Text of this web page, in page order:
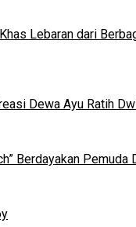
Lebaran dari
Dewa Ayu Ratih
Berdayakan Pemuda